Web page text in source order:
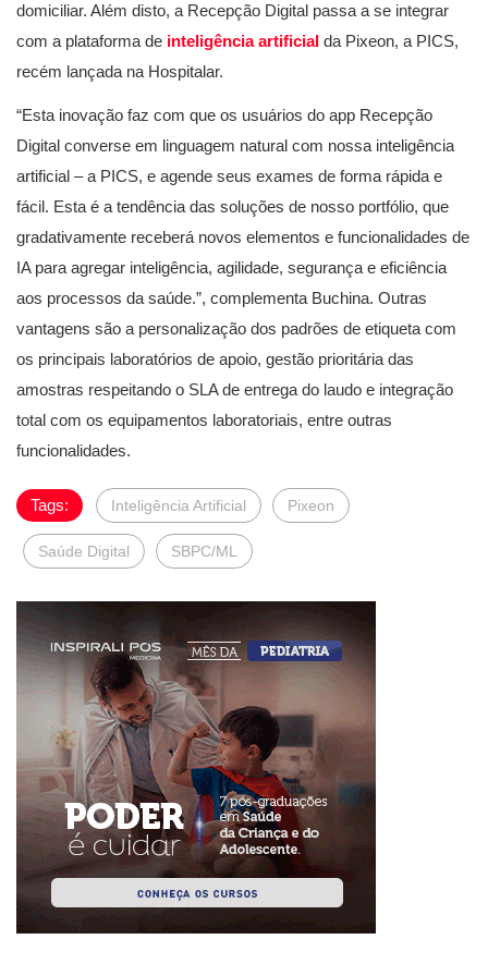
domiciliar. Além disto, a Recepção Digital passa a se integrar
com a plataforma de inteligência artificial da Pixeon, a PICS,
recém lançada na Hospitalar.
“Esta inovação faz com que os usuários do app Recepção
Digital converse em linguagem natural com nossa inteligência
artificial – a PICS, e agende seus exames de forma rápida e
fácil. Esta é a tendência das soluções de nosso portfólio, que
gradativamente receberá novos elementos e funcionalidades de
IA para agregar inteligência, agilidade, segurança e eficiência
aos processos da saúde.”, complementa Buchina. Outras
vantagens são a personalização dos padrões de etiqueta com
os principais laboratórios de apoio, gestão prioritária das
amostras respeitando o SLA de entrega do laudo e integração
total com os equipamentos laboratoriais, entre outras
funcionalidades.
Tags: Inteligência Artificial Pixeon
Saúde Digital SBPC/ML